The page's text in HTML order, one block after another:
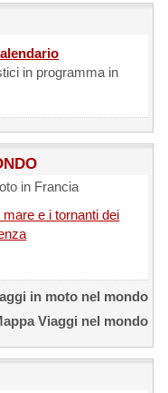
in programma in
in Francia
e i tornanti dei
in moto nel mondo
Viaggi nel mondo